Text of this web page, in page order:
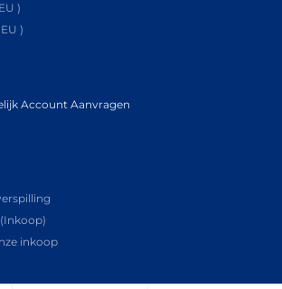
)
)
Account Aanvragen
inkoop